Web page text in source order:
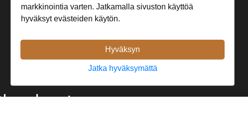
markkinointia varten. Jatkamalla sivuston käyttöä
hyväksyt evästeiden käytön.
Hyväksyn
Jatka hyväksymättä